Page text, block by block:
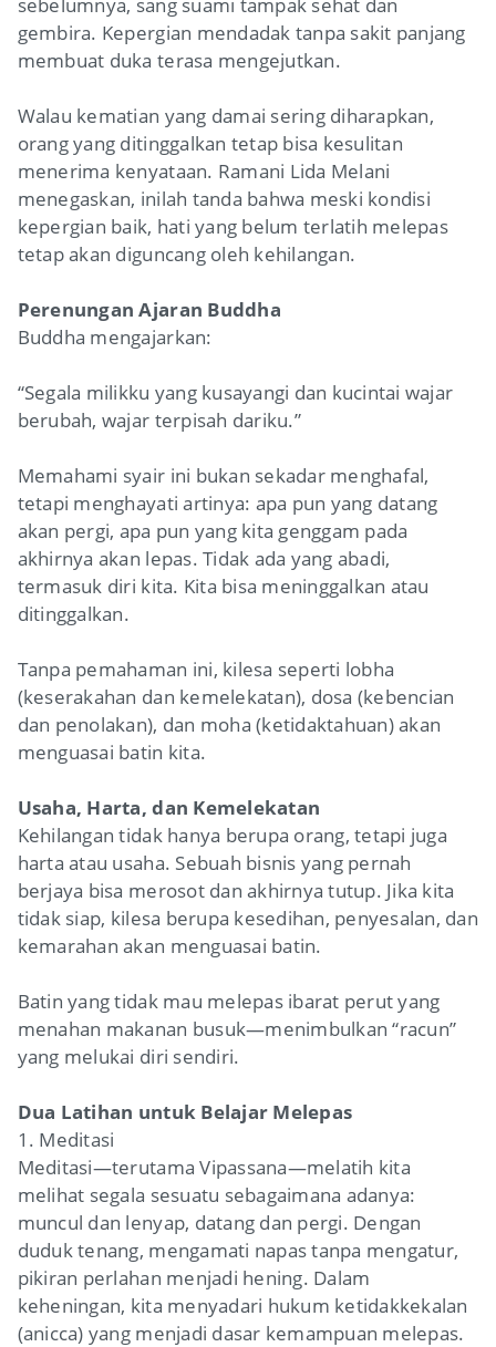
gembira. Kepergian mendadak tanpa sakit panjang
membuat duka terasa mengejutkan.
Walau kematian yang damai sering diharapkan,
orang yang ditinggalkan tetap bisa kesulitan
menerima kenyataan. Ramani Lida Melani
menegaskan, inilah tanda bahwa meski kondisi
kepergian baik, hati yang belum terlatih melepas
tetap akan diguncang oleh kehilangan.
Perenungan Ajaran Buddha
Buddha mengajarkan:
“Segala milikku yang kusayangi dan kucintai wajar
berubah, wajar terpisah dariku.”
Memahami syair ini bukan sekadar menghafal,
tetapi menghayati artinya: apa pun yang datang
akan pergi, apa pun yang kita genggam pada
akhirnya akan lepas. Tidak ada yang abadi,
termasuk diri kita. Kita bisa meninggalkan atau
ditinggalkan.
Tanpa pemahaman ini, kilesa seperti lobha
(keserakahan dan kemelekatan), dosa (kebencian
dan penolakan), dan moha (ketidaktahuan) akan
menguasai batin kita.
Usaha, Harta, dan Kemelekatan
Kehilangan tidak hanya berupa orang, tetapi juga
harta atau usaha. Sebuah bisnis yang pernah
berjaya bisa merosot dan akhirnya tutup. Jika kita
tidak siap, kilesa berupa kesedihan, penyesalan, dan
kemarahan akan menguasai batin.
Batin yang tidak mau melepas ibarat perut yang
menahan makanan busuk—menimbulkan “racun”
yang melukai diri sendiri.
Dua Latihan untuk Belajar Melepas
1. Meditasi
Meditasi—terutama Vipassana—melatih kita
melihat segala sesuatu sebagaimana adanya:
muncul dan lenyap, datang dan pergi. Dengan
duduk tenang, mengamati napas tanpa mengatur,
pikiran perlahan menjadi hening. Dalam
keheningan, kita menyadari hukum ketidakkekalan
(anicca) yang menjadi dasar kemampuan melepas.